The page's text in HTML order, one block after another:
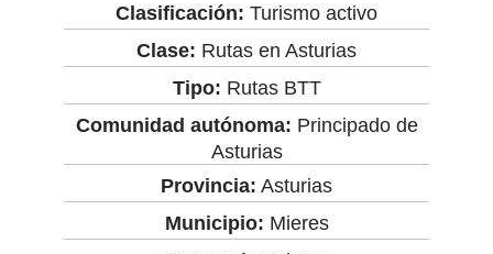
Clasificación: Turismo activo
Clase: Rutas en Asturias
Tipo: Rutas BTT
Comunidad autónoma: Principado de
Asturias
Provincia: Asturias
Municipio: Mieres